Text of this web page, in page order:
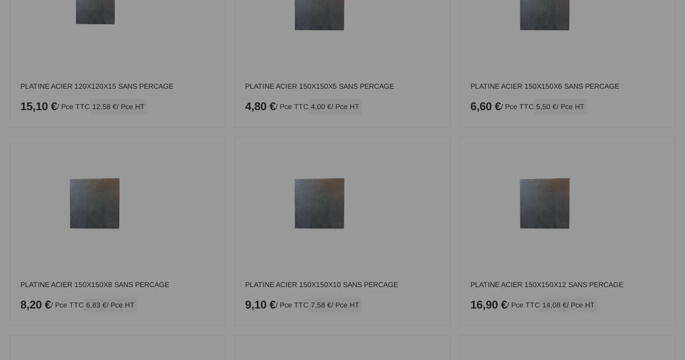
PLATINE ACIER 120X120X15 SANS PERCAGE
15,10 €/ Pce TTC 12,58 €/ Pce HT
PLATINE ACIER 150X150X5 SANS PERCAGE
4,80 €/ Pce TTC 4,00 €/ Pce HT
PLATINE ACIER 150X150X6 SANS PERCAGE
6,60 €/ Pce TTC 5,50 €/ Pce HT
PLATINE ACIER 150X150X8 SANS PERCAGE
8,20 €/ Pce TTC 6,83 €/ Pce HT
PLATINE ACIER 150X150X10 SANS PERCAGE
9,10 €/ Pce TTC 7,58 €/ Pce HT
PLATINE ACIER 150X150X12 SANS PERCAGE
16,90 €/ Pce TTC 14,08 €/ Pce HT